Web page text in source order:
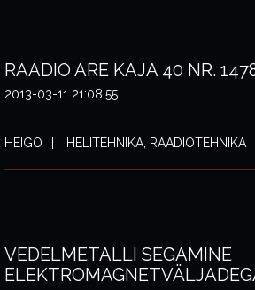
RAADIO ARE KAJA 40 NR.
2013-03-11 21:08:55
HEIGO HELITEHNIKA, RAADIOTEHNIKA
VEDELMETALLI SEGAMINE